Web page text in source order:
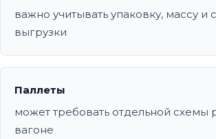
важно учитывать упаковку, массу и
выгрузки
Паллеты
может требовать отдельной схемы
вагоне